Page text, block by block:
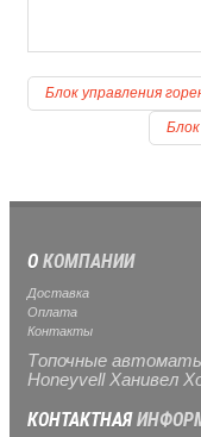
Блок управления
О КОМПАНИИ
Доставка
Оплата
Контакты
Топочные
Honeyvell Ханивел
КОНТАКТНАЯ